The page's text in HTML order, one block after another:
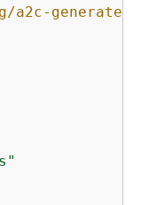
a2c-generated"